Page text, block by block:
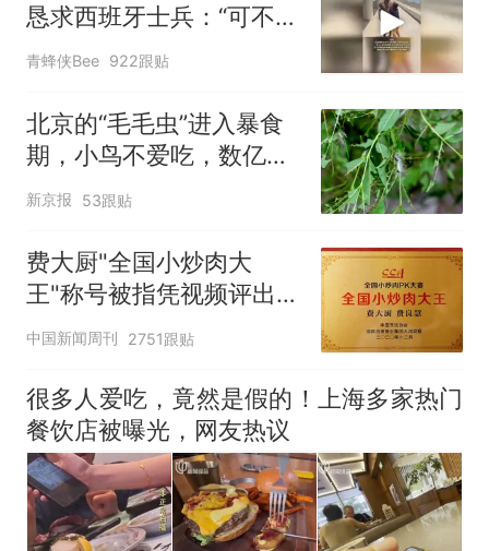
恳求西班牙士兵：“可不可
以不要把我遣返回国”
青蜂侠Bee 922跟贴
北京的“毛毛虫”进入暴食
期，小鸟不爱吃，数亿头
小蜂迎战
新京报 53跟贴
费大厨"全国小炒肉大
王"称号被指凭视频评出
官方回应
中国新闻周刊 2751跟贴
很多人爱吃，竟然是假的！上海多家热门
餐饮店被曝光，网友热议